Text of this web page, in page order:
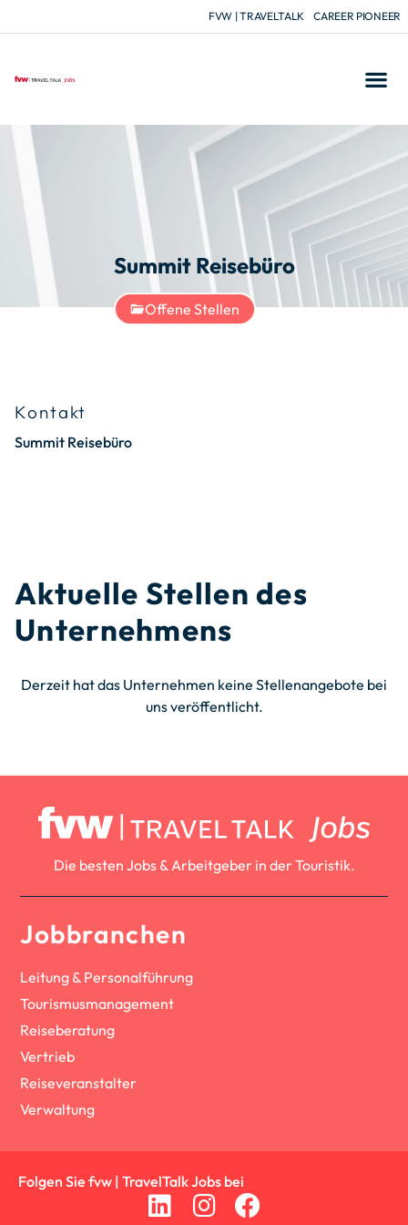
FVW | TRAVELTALK CAREER PIONEER
Summit Reisebüro
Offene Stellen
Kontakt
Summit Reisebüro
Aktuelle Stellen des
Unternehmens
Derzeit hat das Unternehmen keine Stellenangebote bei
uns veröffentlicht.
Die besten Jobs & Arbeitgeber in der Touristik.
Jobbranchen
Leitung & Personalführung
Tourismusmanagement
Reiseberatung
Vertrieb
Reiseveranstalter
Verwaltung
Folgen Sie fvw | TravelTalk Jobs bei